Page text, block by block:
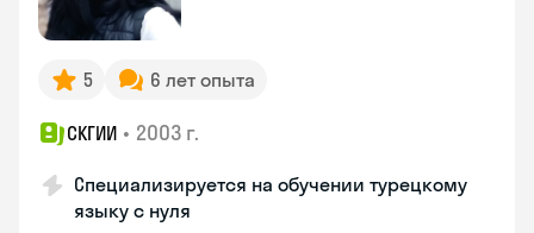
5 6 лет опыта
СКГИИ • 2003 г.
Специализируется на обучении турецкому
языку с нуля